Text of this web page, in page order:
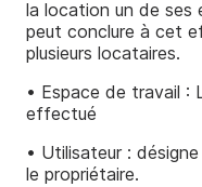
la location un de ses
peut conclure à cet
plusieurs locataires.
• Espace de travail :
effectué
• Utilisateur :
le propriétaire.